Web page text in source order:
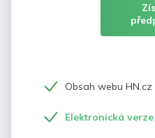
Obsah webu
Elektronická